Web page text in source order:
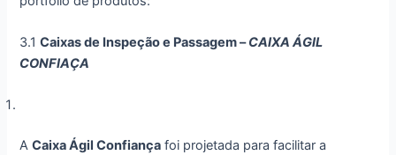
3.1Caixas de Inspeção e Passagem –CAIXA ÁGIL
CONFIAÇA
ACaixa Ágil Confiança foi projetada para facilitar a